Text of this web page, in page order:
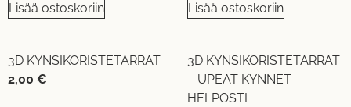
Lisää ostoskoriin
3D KYNSIKORISTETARRAT
2,00 €
Lisää ostoskoriin
3D KYNSIKORISTETARRAT
– UPEAT KYNNET
HELPOSTI